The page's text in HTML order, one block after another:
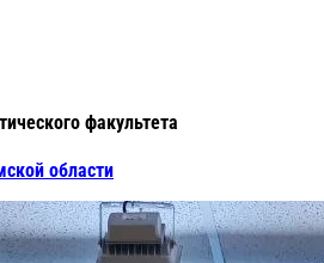
факультета
области